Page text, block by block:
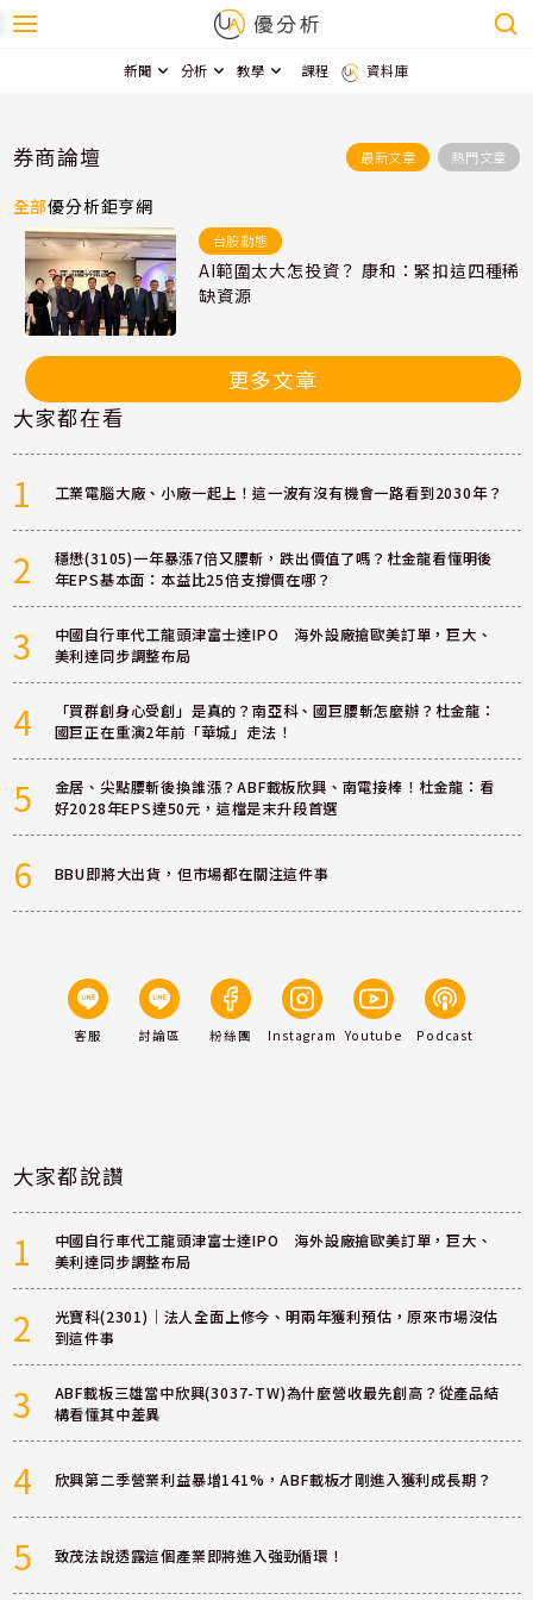
新聞 分析 教學 課程 資料庫
券商論壇 最新文章 熱門文章
全部優分析鉅亨網
台股動態
AI範圍太大怎投資？ 康和：緊扣這四種稀
缺資源
更多文章
大家都在看
1 工業電腦大廠、小廠一起上！這一波有沒有機會一路看到2030年？
2
穩懋(3105)一年暴漲7倍又腰斬，跌出價值了嗎？杜金龍看懂明後
年EPS基本面：本益比25倍支撐價在哪？
3
中國自行車代工龍頭津富士達IPO 海外設廠搶歐美訂單，巨大、
美利達同步調整布局
4
「買群創身心受創」是真的？南亞科、國巨腰斬怎麼辦？杜金龍：
國巨正在重演2年前「華城」走法！
5
金居、尖點腰斬後換誰漲？ABF載板欣興、南電接棒！杜金龍：看
好2028年EPS達50元，這檔是末升段首選
6 BBU即將大出貨，但市場都在關注這件事
客服 討論區 粉絲團 Instagram Youtube Podcast
大家都說讚
1
中國自行車代工龍頭津富士達IPO 海外設廠搶歐美訂單，巨大、
美利達同步調整布局
2
光寶科(2301)｜法人全面上修今、明兩年獲利預估，原來市場沒估
到這件事
3
ABF載板三雄當中欣興(3037-TW)為什麼營收最先創高？從產品結
構看懂其中差異
4 欣興第二季營業利益暴增141%，ABF載板才剛進入獲利成長期？
5 致茂法說透露這個產業即將進入強勁循環！